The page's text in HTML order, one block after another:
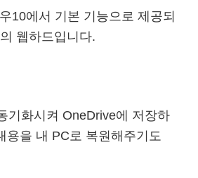
10에서 기본 기능으로 제공되
웹하드입니다.
기화시켜 OneDrive에 저장하
용을 내 PC로 복원해주기도